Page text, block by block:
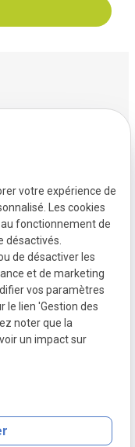
1 Place Saint Piat
59113 SECLIN
votre expérience de
Les cookies
fonctionnement de
désactivés.
de désactiver les
et de marketing
vos paramètres
le lien 'Gestion des
noter que la
un impact sur